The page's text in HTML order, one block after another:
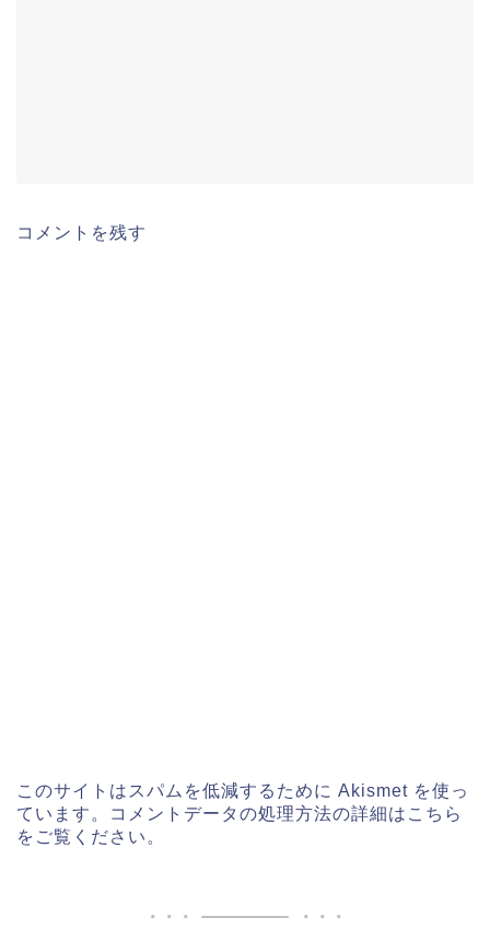
コメントを残す
このサイトはスパムを低減するために Akismet を使っ
ています。
コメントデータの処理方法の詳細はこちら
をご覧ください 。